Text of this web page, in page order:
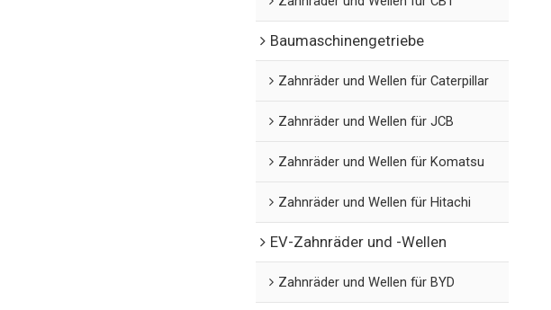
Baumaschinengetriebe
Zahnräder und Wellen für Caterpillar
Zahnräder und Wellen für JCB
Zahnräder und Wellen für Komatsu
Zahnräder und Wellen für Hitachi
EV-Zahnräder und -Wellen
Zahnräder und Wellen für BYD